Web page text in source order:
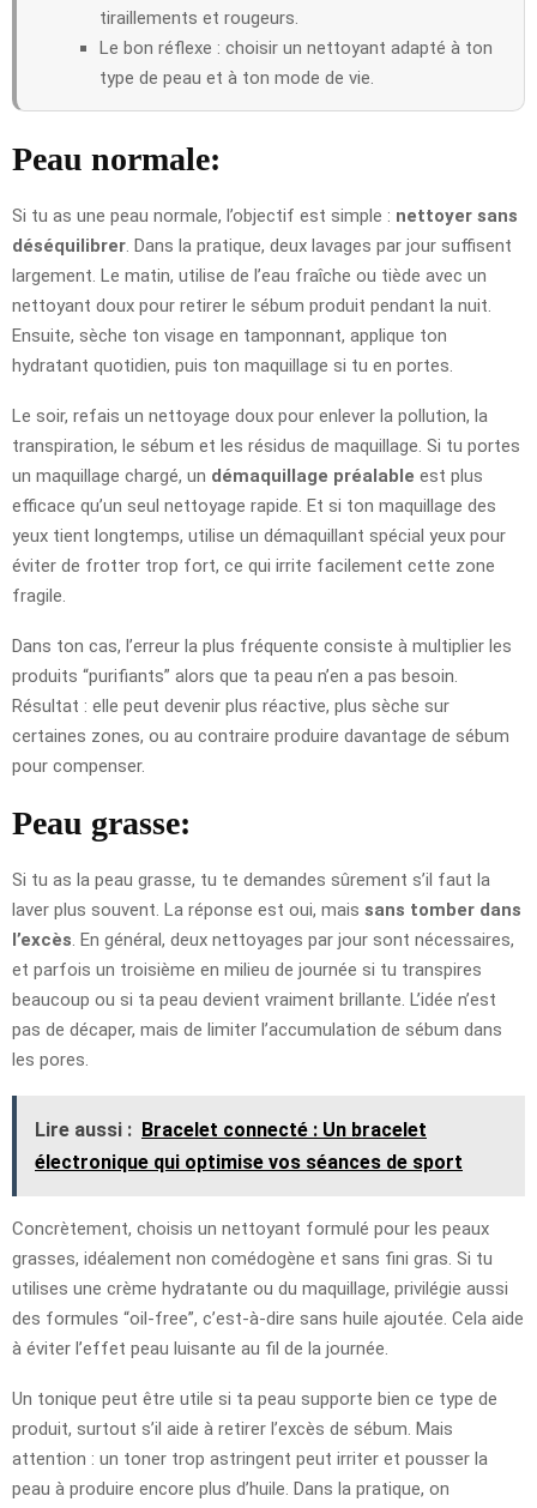
tiraillements et rougeurs.
Le bon réflexe : choisir un nettoyant adapté à ton
type de peau et à ton mode de vie.
Peau normale:
Si tu as une peau normale, l’objectif est simple : nettoyer sans
déséquilibrer . Dans la pratique, deux lavages par jour suffisent
largement. Le matin, utilise de l’eau fraîche ou tiède avec un
nettoyant doux pour retirer le sébum produit pendant la nuit.
Ensuite, sèche ton visage en tamponnant, applique ton
hydratant quotidien, puis ton maquillage si tu en portes.
Le soir, refais un nettoyage doux pour enlever la pollution, la
transpiration, le sébum et les résidus de maquillage. Si tu portes
un maquillage chargé, un démaquillage préalable est plus
efficace qu’un seul nettoyage rapide. Et si ton maquillage des
yeux tient longtemps, utilise un démaquillant spécial yeux pour
éviter de frotter trop fort, ce qui irrite facilement cette zone
fragile.
Dans ton cas, l’erreur la plus fréquente consiste à multiplier les
produits “purifiants” alors que ta peau n’en a pas besoin.
Résultat : elle peut devenir plus réactive, plus sèche sur
certaines zones, ou au contraire produire davantage de sébum
pour compenser.
Peau grasse:
Si tu as la peau grasse, tu te demandes sûrement s’il faut la
laver plus souvent. La réponse est oui, mais sans tomber dans
l’excès . En général, deux nettoyages par jour sont nécessaires,
et parfois un troisième en milieu de journée si tu transpires
beaucoup ou si ta peau devient vraiment brillante. L’idée n’est
pas de décaper, mais de limiter l’accumulation de sébum dans
les pores.
Lire aussi : Bracelet connecté : Un bracelet
électronique qui optimise vos séances de sport
Concrètement, choisis un nettoyant formulé pour les peaux
grasses, idéalement non comédogène et sans fini gras. Si tu
utilises une crème hydratante ou du maquillage, privilégie aussi
des formules “oil-free”, c’est-à-dire sans huile ajoutée. Cela aide
à éviter l’effet peau luisante au fil de la journée.
Un tonique peut être utile si ta peau supporte bien ce type de
produit, surtout s’il aide à retirer l’excès de sébum. Mais
attention : un toner trop astringent peut irriter et pousser la
peau à produire encore plus d’huile. Dans la pratique, on